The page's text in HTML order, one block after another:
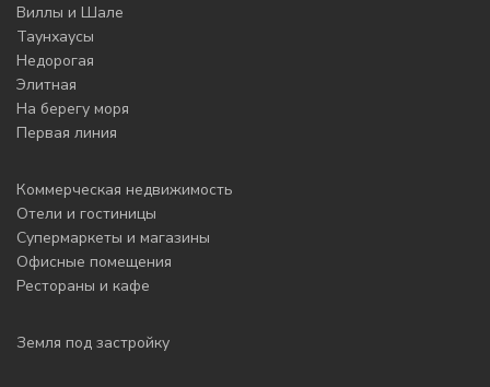
Виллы и Шале
Таунхаусы
Недорогая
Элитная
На берегу моря
Первая линия
Коммерческая недвижимость
Отели и гостиницы
Супермаркеты и магазины
Офисные помещения
Рестораны и кафе
Земля под застройку